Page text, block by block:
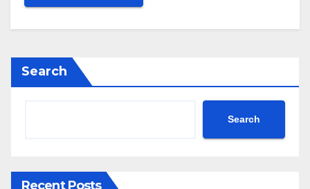
Search
Search
Recent Posts